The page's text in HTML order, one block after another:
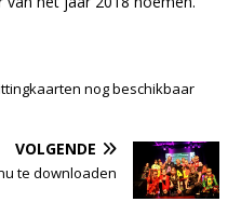
nog beschikbaar
VOLGENDE
te downloaden